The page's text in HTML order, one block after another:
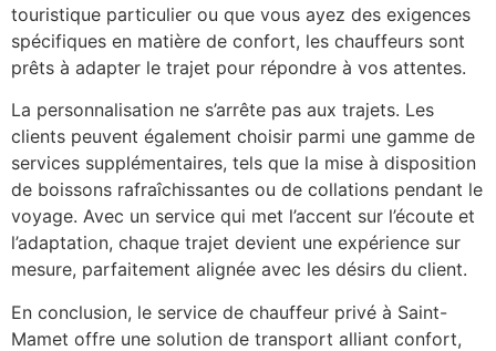
touristique particulier ou que vous ayez des exigences
spécifiques en matière de confort, les chauffeurs sont
prêts à adapter le trajet pour répondre à vos attentes.
La personnalisation ne s’arrête pas aux trajets. Les
clients peuvent également choisir parmi une gamme de
services supplémentaires, tels que la mise à disposition
de boissons rafraîchissantes ou de collations pendant le
voyage. Avec un service qui met l’accent sur l’écoute et
l’adaptation, chaque trajet devient une expérience sur
mesure, parfaitement alignée avec les désirs du client.
En conclusion, le service de chauffeur privé à Saint-
Mamet offre une solution de transport alliant confort,